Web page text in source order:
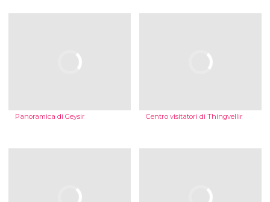
Panoramica di Geysir Centro visitatori di Thingvellir